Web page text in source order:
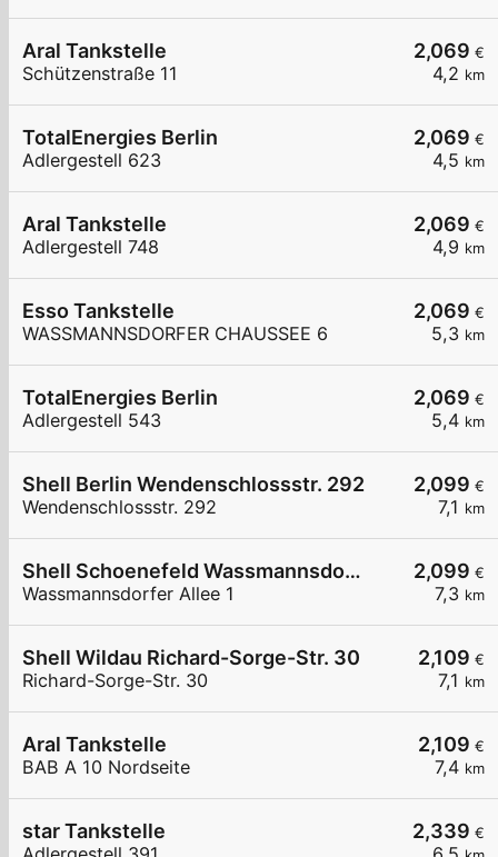
2,069 €
4,2 km
Aral Tankstelle
Schützenstraße 11
2,069 €
4,5 km
TotalEnergies Berlin
Adlergestell 623
2,069 €
4,9 km
Aral Tankstelle
Adlergestell 748
2,069 €
5,3 km
Esso Tankstelle
WASSMANNSDORFER CHAUSSEE 6
2,069 €
5,4 km
TotalEnergies Berlin
Adlergestell 543
2,099 €
7,1 km
Shell Berlin Wendenschlossstr. 292
Wendenschlossstr. 292
2,099 €
7,3 km
Shell Schoenefeld Wassmannsdorfer Allee 1
Wassmannsdorfer Allee 1
2,109 €
7,1 km
Shell Wildau Richard-Sorge-Str. 30
Richard-Sorge-Str. 30
2,109 €
7,4 km
Aral Tankstelle
BAB A 10 Nordseite
2,339 €
star Tankstelle